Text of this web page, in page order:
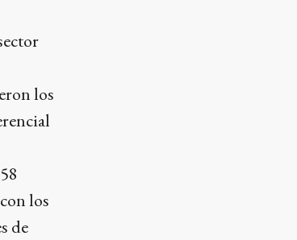
los
los
de